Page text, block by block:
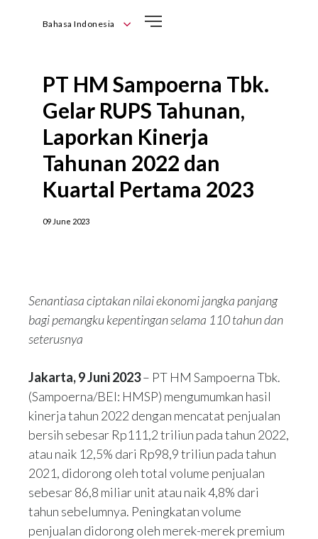
Bahasa Indonesia
PT HM Sampoerna Tbk.
Gelar RUPS Tahunan,
Laporkan Kinerja
Tahunan 2022 dan
Kuartal Pertama 2023
09 June 2023
Senantiasa ciptakan nilai ekonomi jangka panjang
bagi pemangku kepentingan selama 110 tahun dan
seterusnya
Jakarta, 9 Juni 2023– PT HM Sampoerna Tbk.
(Sampoerna/BEI: HMSP) mengumumkan hasil
kinerja tahun 2022 dengan mencatat penjualan
bersih sebesar Rp111,2 triliun pada tahun 2022,
atau naik 12,5% dari Rp98,9 triliun pada tahun
2021, didorong oleh total volume penjualan
sebesar 86,8 miliar unit atau naik 4,8% dari
tahun sebelumnya. Peningkatan volume
penjualan didorong oleh merek-merek premium